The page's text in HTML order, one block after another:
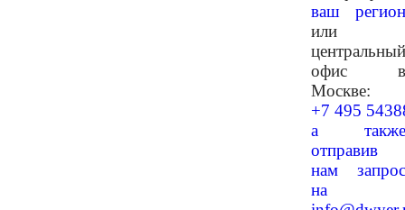
ваш регион
или
центральный
офис в
Москве:
+7 495
а также
отправив
нам запрос
на